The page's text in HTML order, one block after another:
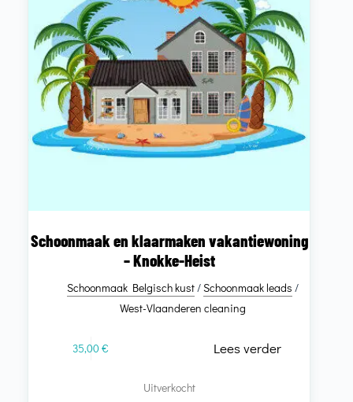
Schoonmaak en klaarmaken vakantiewoning
– Knokke-Heist
Schoonmaak Belgisch kust/Schoonmaak leads /
West-Vlaanderen cleaning
35,00€ Lees verder
Uitverkocht